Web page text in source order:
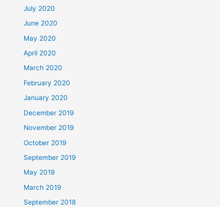
July 2020
June 2020
May 2020
April 2020
March 2020
February 2020
January 2020
December 2019
November 2019
October 2019
September 2019
May 2019
March 2019
September 2018